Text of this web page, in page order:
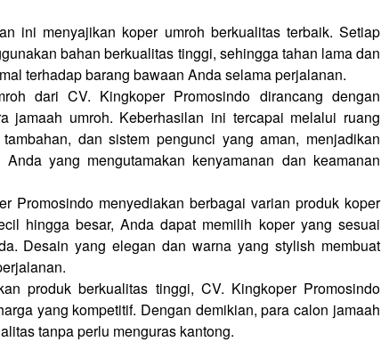
ini menyajikan koper umroh berkualitas terbaik. Setiap
bahan berkualitas tinggi, sehingga tahan lama dan
terhadap barang bawaan Anda selama perjalanan.
dari CV. Kingkoper Promosindo dirancang dengan
jamaah umroh. Keberhasilan ini tercapai melalui ruang
dan sistem pengunci yang aman, menjadikan
yang mengutamakan kenyamanan dan keamanan
Promosindo menyediakan berbagai varian produk koper
hingga besar, Anda dapat memilih koper yang sesuai
Desain yang elegan dan warna yang stylish membuat
produk berkualitas tinggi, CV. Kingkoper Promosindo
yang kompetitif. Dengan demikian, para calon jamaah
tanpa perlu menguras kantong.